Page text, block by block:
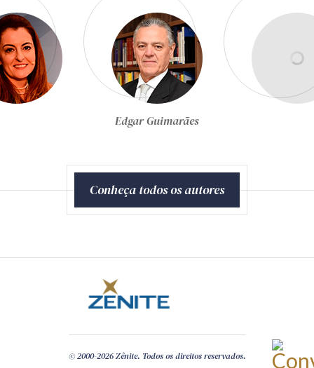
Egon Bockmann Moreira
Conheça todos os autores
© 2000-2026 Zênite. Todos os direitos reservados.